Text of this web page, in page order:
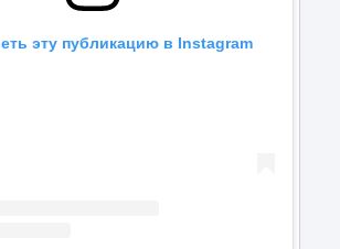
эту публикацию в Instagram